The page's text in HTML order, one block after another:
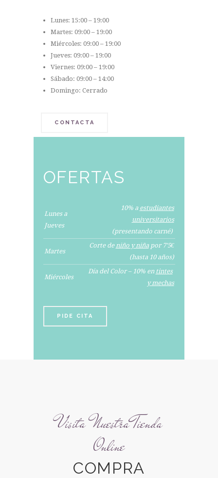
Lunes: 15:00 – 19:00
Martes: 09:00 – 19:00
Miércoles: 09:00 – 19:00
Jueves: 09:00 – 19:00
Viernes: 09:00 – 19:00
Sábado: 09:00 – 14:00
Domingo: Cerrado
CONTACTA
OFERTAS
Lunes a
Jueves
10% a estudiantes
universitarios
(presentando carné)
Martes
Corte deniño y niñapor 7’5€
(hasta 10 años)
Miércoles
Día del Color – 10% en tintes
y mechas
PIDE CITA
Visita Nuestra Tienda
Online
COMPRA